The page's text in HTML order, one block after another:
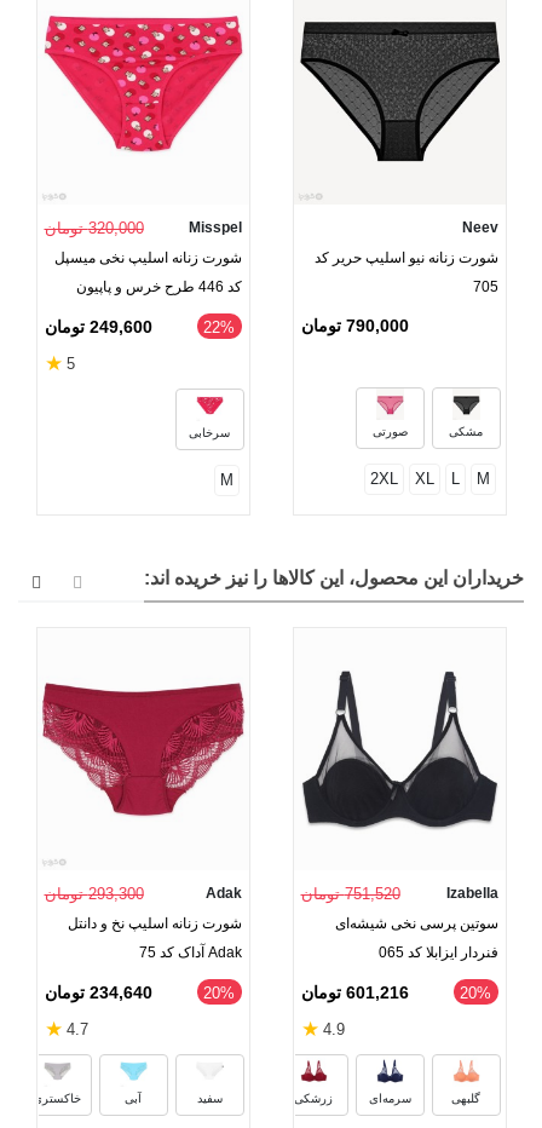
Neev
شورت زنانه نیو اسلیپ حریر کد
705
790,000 تومان
مشکی صورتی
M
L
XL
2XL
Misspel 320,000 تومان
شورت زنانه اسلیپ نخی میسپل
کد 446 طرح خرس و پاپیون
‎22% 249,600 تومان
5
★
سرخابی
M
خریداران این محصول، این کالاها را نیز خریده اند:
Izabella 751,520 تومان
سوتین پرسی نخی شیشه‌ای
فنردار ایزابلا کد 065
‎20% 601,216 تومان
4.9
★
گلبهی سرمه‌ای زرشکی
آبی کاربنی کالباسی
Adak 293,300 تومان
شورت زنانه اسلیپ نخ و دانتل
Adak آداک کد 75
‎20% 234,640 تومان
4.7
★
سفید آبی خاکستری